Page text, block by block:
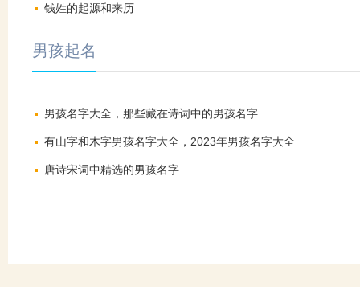
钱姓的起源和来历
男孩起名
男孩名字大全，那些藏在诗词中的男孩名字
有山字和木字男孩名字大全，2023年男孩名字大全
唐诗宋词中精选的男孩名字